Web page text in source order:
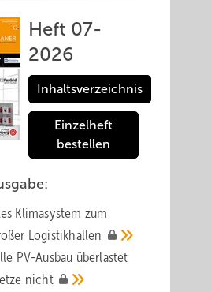
Heft 07-
2026
Inhaltsverzeichnis
Einzelheft
bestellen
Klimasystem zum
Logistik­hallen
PV-Ausbau über­lastet
nicht